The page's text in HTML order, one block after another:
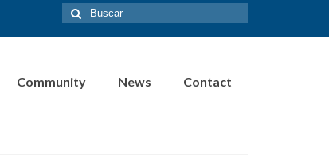
Buscar
por:
Community News Contact